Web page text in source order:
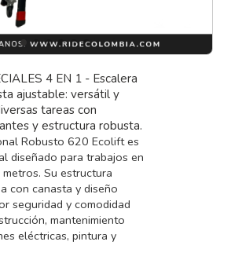
4 EN 1 - Escalera
ajustable: versátil y
tareas con
y estructura robusta.
Robusto 620 Ecolift es
diseñado para trabajos en
Su estructura
con canasta y diseño
seguridad y comodidad
mantenimiento
eléctricas, pintura y